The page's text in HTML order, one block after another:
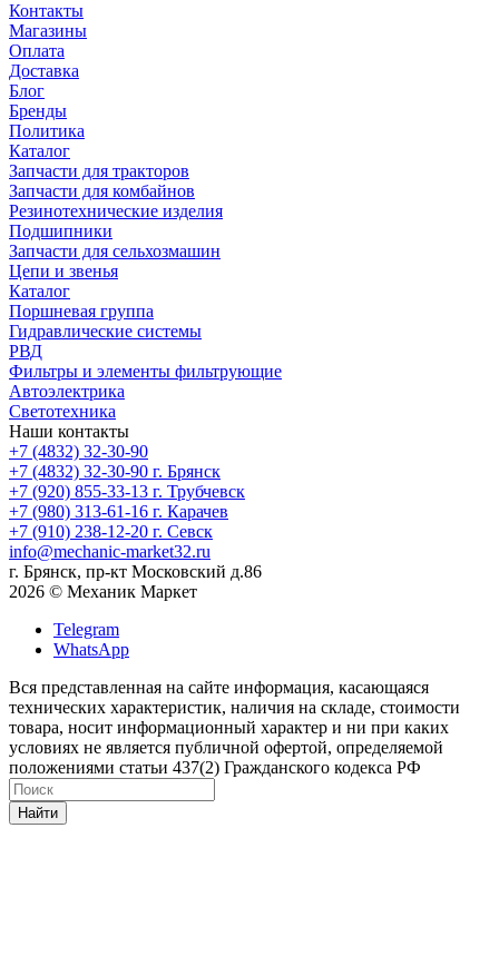
Контакты
Магазины
Оплата
Доставка
Блог
Бренды
Политика
Каталог
Запчасти для тракторов
Запчасти для комбайнов
Резинотехнические изделия
Подшипники
Запчасти для сельхозмашин
Цепи и звенья
Каталог
Поршневая группа
Гидравлические системы
РВД
Фильтры и элементы фильтрующие
Автоэлектрика
Светотехника
Наши контакты
+7 (4832) 32-30-90
+7 (4832) 32-30-90 г. Брянск
+7 (920) 855-33-13 г. Трубчевск
+7 (980) 313-61-16 г. Карачев
+7 (910) 238-12-20 г. Севск
info@mechanic-market32.ru
г. Брянск, пр-кт Московский д.86
2026 © Механик Маркет
Telegram
WhatsApp
Вся представленная на сайте информация, касающаяся
технических характеристик, наличия на складе, стоимости
товара, носит информационный характер и ни при каких
условиях не является публичной офертой, определяемой
положениями статьи 437(2) Гражданского кодекса РФ
Найти